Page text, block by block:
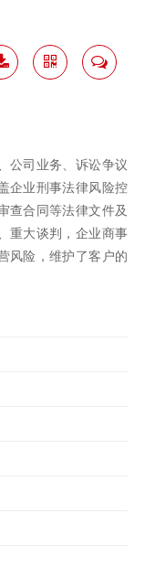
公司业务、诉讼争议
企业刑事法律风险控
查合同等法律文件及
重大谈判，企业商事
风险，维护了客户的